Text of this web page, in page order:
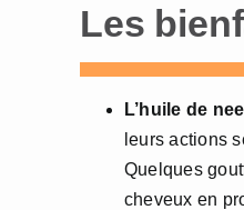
Les
L’huile de
leurs actions
Quelques
cheveux en